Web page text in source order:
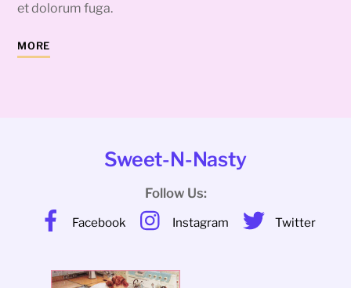
et dolorum fuga.
MORE
Sweet-N-Nasty
Follow Us:
Facebook Instagram Twitter